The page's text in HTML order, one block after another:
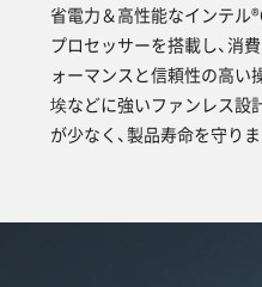
省電力＆高性能なインテル
プロセッサーを搭載し、消
ォーマンスと信頼性の高い
埃などに強いファンレス設
が少なく、製品寿命を守りま